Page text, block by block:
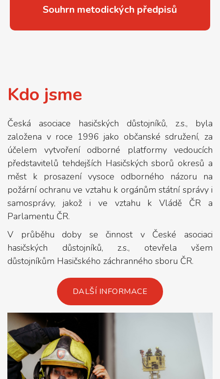
Souhrn metodických předpisů
Kdo jsme
Česká asociace hasičských důstojníků, z.s., byla
založena v roce 1996 jako občanské sdružení, za
účelem vytvoření odborné platformy vedoucích
představitelů tehdejších Hasičských sborů okresů a
měst k prosazení vysoce odborného názoru na
požární ochranu ve vztahu k orgánům státní správy i
samosprávy, jakož i ve vztahu k Vládě ČR a
Parlamentu ČR.
V průběhu doby se činnost v České asociaci
hasičských důstojníků, z.s., otevřela všem
důstojníkům Hasičského záchranného sboru ČR.
DALŠÍ INFORMACE